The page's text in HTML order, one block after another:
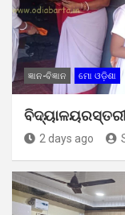
ଜ୍ଞାନ-ବିଜ୍ଞାନ ମୋ ଓଡ଼ିଶା
ବିଦ୍ୟାଳୟରସ୍ତରୀୟ
2 days ago